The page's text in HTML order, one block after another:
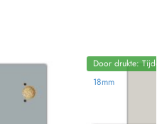
Door drukte:
18mm